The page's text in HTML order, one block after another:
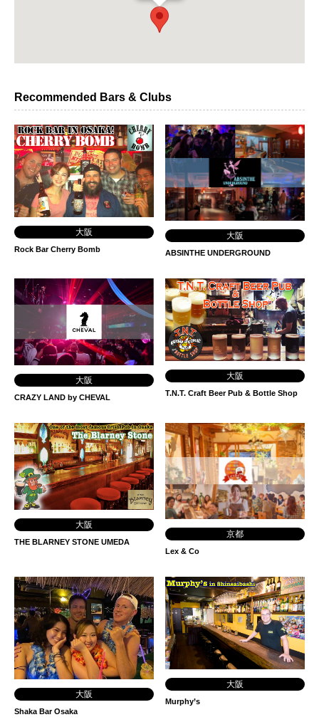
Recommended Bars & Clubs
大阪
Rock Bar Cherry Bomb
大阪
ABSINTHE UNDERGROUND
大阪
CRAZY LAND by CHEVAL
大阪
T.N.T. Craft Beer Pub & Bottle Shop
大阪
THE BLARNEY STONE UMEDA
京都
Lex & Co
大阪
Shaka Bar Osaka
大阪
Murphy’s